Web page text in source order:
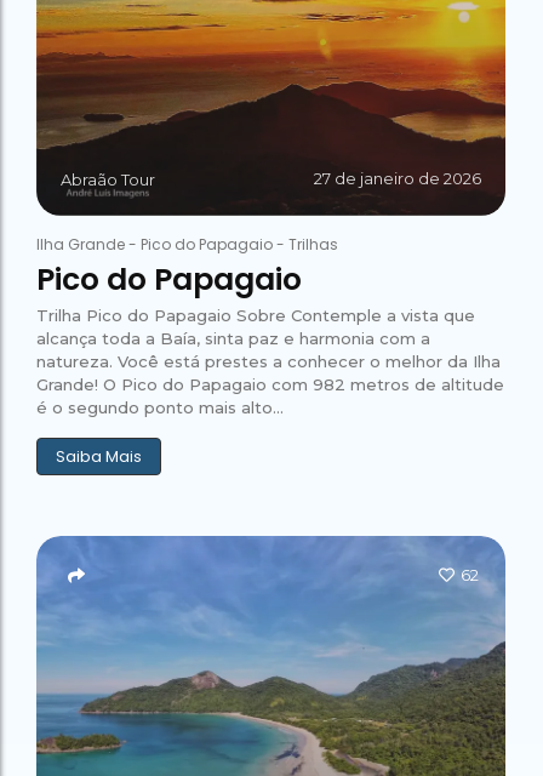
Abraão Tour 27 de janeiro de 2026
Ilha Grande- Pico do Papagaio- Trilhas
Pico do Papagaio
Trilha Pico do Papagaio Sobre Contemple a vista que
alcança toda a Baía, sinta paz e harmonia com a
natureza. Você está prestes a conhecer o melhor da Ilha
Grande! O Pico do Papagaio com 982 metros de altitude
é o segundo ponto mais alto...
Saiba Mais
62